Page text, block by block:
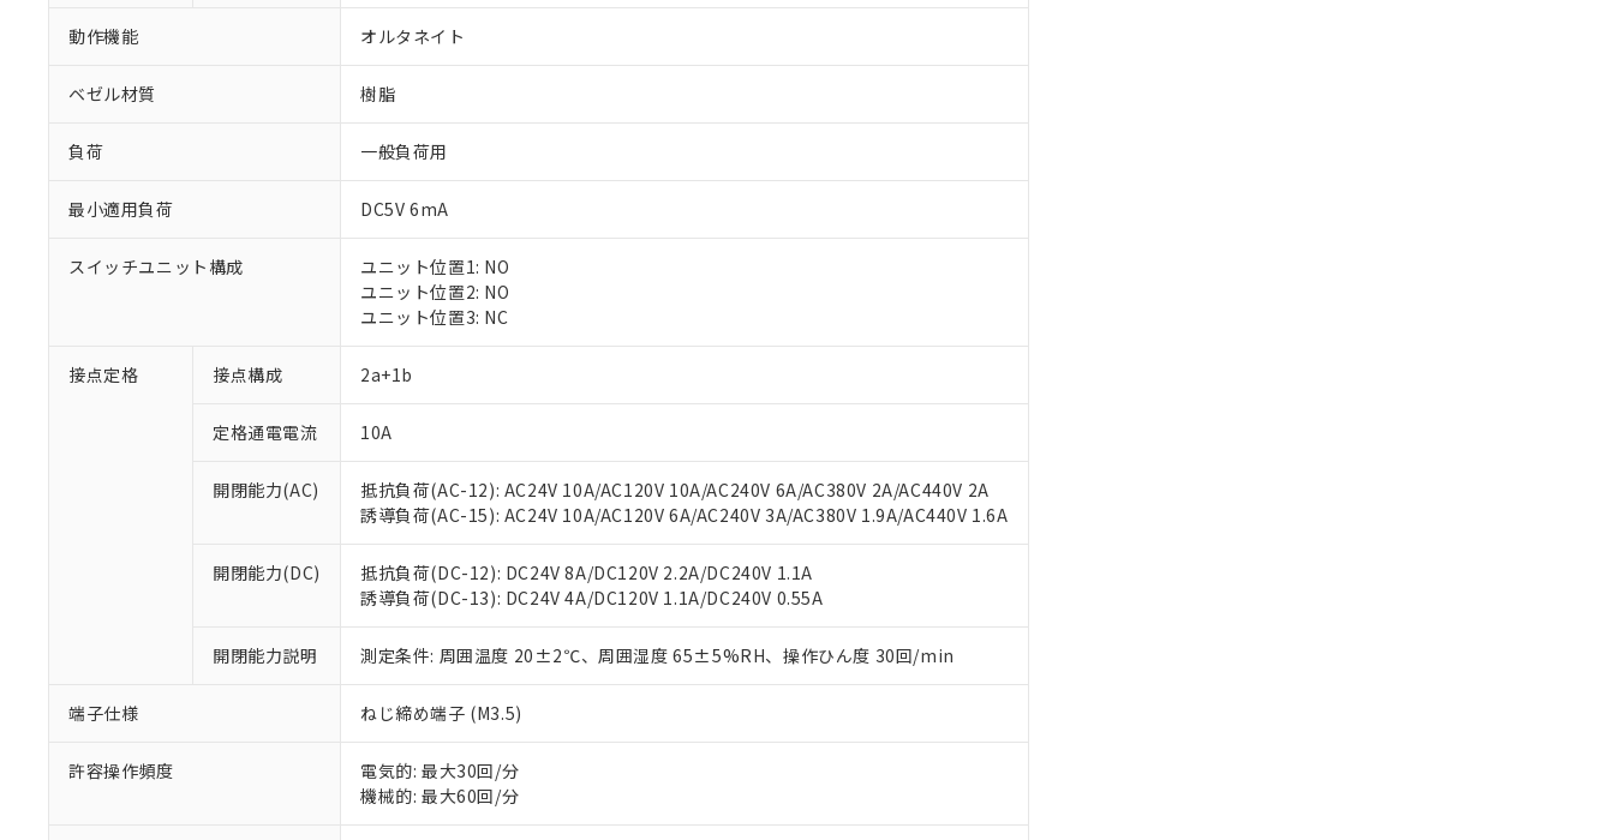
動作機能 オルタネイト
ベゼル材質 樹脂
負荷 一般負荷用
最小適用負荷 DC5V 6mA
スイッチユニット構成
ユニット位置1: NO
ユニット位置2: NO
ユニット位置3: NC
接点定格 接点構成 2a+1b
定格通電電流 10A
開閉能力(AC)
抵抗負荷(AC-12): AC24V 10A/AC120V 10A/AC240V 6A/AC380V 2A/AC440V 2A
誘導負荷(AC-15): AC24V 10A/AC120V 6A/AC240V 3A/AC380V 1.9A/AC440V 1.6A
開閉能力(DC)
抵抗負荷(DC-12): DC24V 8A/DC120V 2.2A/DC240V 1.1A
誘導負荷(DC-13): DC24V 4A/DC120V 1.1A/DC240V 0.55A
開閉能力説明 測定条件: 周囲温度 20±2℃、周囲湿度 65±5%RH、操作ひん度 30回/min
端子仕様 ねじ締め端子 (M3.5)
許容操作頻度
電気的: 最大30回/分
機械的: 最大60回/分
ご利用条件
以下の条件をお読みいただき、同意のうえご利用ください。
本サービスは、当社制御機器事業取扱商品の当社在庫状況および標準価格(税抜)を提供させていただ
くものです。
当社制御機器事業取扱商品の中には、本サービスの対象外となる商品もあることをご了承ください。
のであり、閲覧された時点での実際の在庫および標準価格とは異なる場合があることをご了承くださ
い。
正式な納期状況および標準価格はお客様のお取引先、またはお客様担当のオムロン制御機器販売店・
当社販売員にご相談ください。
オムロン制御機器販売店や当社販売拠点は「販売ネットワーク
」をご確認ください。
在庫状況および標準価格結果を当社の事前の承諾なく第三者に漏洩または開示しないようお願いしま
マイパーツ機能（部品リスト作成サービス）をご利用いただくには、I-Webメンバーズにご登録され
ている必要があります。
お客様が当ウェブサイト上で当社にご登録された部品リストについて、当社および当社の共同利用者
※1 対応状況
対応済み：EU RoHS指令（10物質）の非含有に対応した製品が提供可能な商品です。
対応予定：EU RoHS指令（10物質）の非含有に対応した製品に切り替える予定のある商品です。
対応予定なし：EU RoHS指令（10物質）の非含有に非対応の商品で、対応品を出す予定はありません。
非該当品：ライセンス料など無形物で、有害物質有無と関係のない商品です。
仕入先様の事情により、非含有部品としていたものが、含有品と判明した場合などやむを得ず変更すること
があります。
*EU RoHS指令（10物質）：
鉛(Pb) 1000ppm以下、 水銀(Hg) 1000ppm以下、 カドミウム(Cd) 100ppm以下、
六価クロム(Cr(Ⅵ)) 1000ppm以下、ポリ臭化ビフェニル類(PBB) 1000ppm以下、ポリ臭化ジフェニルエーテル類(PBDE) 1000ppm以下、
但し、RoHS指令で産業用監視および制御機器に対する適用除外項目は除く。
フタル酸エステル類の４物質については閾値を超える意図的な使用がないことを確認しています。
※2 対応予定月
部品在庫の切り替え状況などにより、予定月が前後することがあります。
※3 非含有証明書ダウンロード
※1 中国RoHS○×表
「－」：未確認です。当社販売部門へお問い合わせください。
*中国RoHS10物質の基準値 (GB/T26572)：
Pb(鉛) :1000ppm、 Hg(水銀) : 1000ppm、 Cd(カドミウム) : 100ppm、
Cr(Ⅵ)(六価クロム) : 1000ppm、 PBBs(ポリ臭化ビフェニル類) : 1000ppm、 PBDEs(ポリ臭化ジフェニルエーテル類) : 1000ppm、
DBP(フタル酸ジブチル) : 1000ppm、 DIBP(フタル酸ジイソブチル) : 1000ppm、 BBP(フタル酸ブチルベンジル) : 1000ppm、
DEHP(フタル酸ビス(2-エチルヘキシル)) : 1000ppm
※2 環境保護使用期限
「ｅ」：有害物質（10物質）のすべてが基準値以下であることを示します。
「10」：通常の使用状況下において有害物質が外部に漏えいし、環境に深刻な影響を及ぼさない年数を意
味します。
当社は、これら貴社製品のうち、外国為替および外国貿易法に定める商品（以下｢規制貨物等」とい
う）を輸出または国外への提供する場合は、日本国政府の輸出許可(または役務取引許可)を取得する
当社は規制貨物を破棄する場合は、完全に破砕するなど、違法に輸出されないよう必要な手段を講じ
ます。
当社は貴社製品を、核兵器、ミサイル、化学兵器、生物兵器またはその他武器並びにこれらの製造装
当社は、貴社製品を第三者に販売する場合は、上記1、2および3の内容を当該第三者に通知します。
また当社は、販売先および販売に係わる関係者が違法に輸出するおそれがある場合は、取り引きをい
たしません。
記
号
説明
○ 一定数以上の在庫あり
△ 一定数には満たないが在庫あり
－
在庫なし(最新の在庫状況については、お客様のお取引先、またはお客様担当のオムロン制御
機器販売店・当社販売員にご確認ください)
空
白
受注生産機種、また在庫状況の情報を公開していない機種